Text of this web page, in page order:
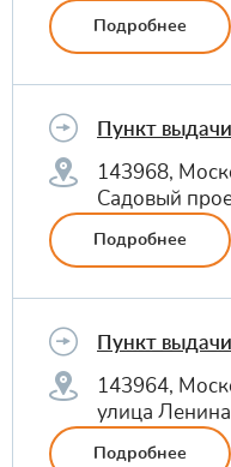
Подробнее
Пункт
143968,
Садовый
Подробнее
Пункт
143964,
улица
Подробнее